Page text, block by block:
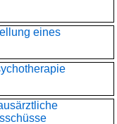
eines